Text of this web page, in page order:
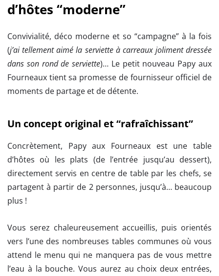
d’hôtes “moderne”
Convivialité, déco moderne et so “campagne” à la fois
(j’ai tellement aimé la serviette à carreaux joliment dressée
dans son rond de serviette)… Le petit nouveau Papy aux
Fourneaux tient sa promesse de fournisseur officiel de
moments de partage et de détente.
Un concept original et “rafraîchissant”
Concrètement, Papy aux Fourneaux est une table
d’hôtes où les plats (de l’entrée jusqu’au dessert),
directement servis en centre de table par les chefs, se
partagent à partir de 2 personnes, jusqu’à… beaucoup
plus !
Vous serez chaleureusement accueillis, puis orientés
vers l’une des nombreuses tables communes où vous
attend le menu qui ne manquera pas de vous mettre
l’eau à la bouche. Vous aurez au choix deux entrées,